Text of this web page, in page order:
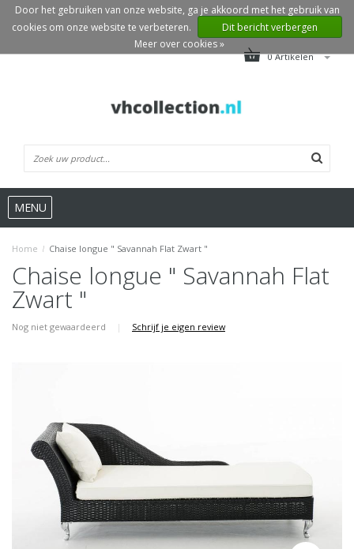
0 Artikelen
MENU
Home / Chaise longue " Savannah Flat Zwart "
Chaise longue " Savannah Flat
Zwart "
Nog niet gewaardeerd | Schrijf je eigen review
Door het gebruiken van onze website, ga je akkoord met het gebruik van
cookies om onze website te verbeteren.
Dit bericht verbergen
Meer over cookies »